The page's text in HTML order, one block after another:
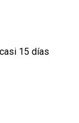
15 días